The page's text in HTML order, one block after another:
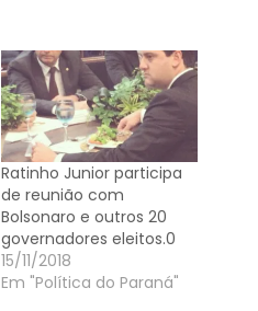
Ratinho Junior participa
de reunião com
Bolsonaro e outros 20
governadores eleitos.0
15/11/2018
Em "Política do Paraná"